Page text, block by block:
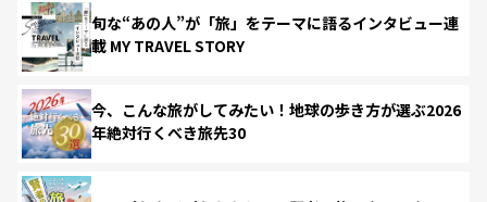
旬な“あの人”が「旅」をテーマに語るインタビュー連
載 MY TRAVEL STORY
今、こんな旅がしてみたい！地球の歩き方が選ぶ2026
年絶対行くべき旅先30